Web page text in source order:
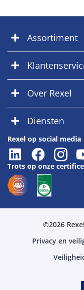
Assortiment
Over Rexel
Diensten
Rexel op social media
Trots op onze
©2026 Rexel
Privacy en